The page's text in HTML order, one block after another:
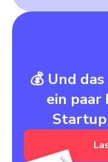
💰 Und
ein paar